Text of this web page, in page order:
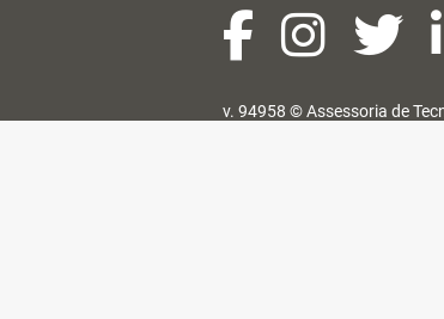
v. 94958 ©Assessoria de